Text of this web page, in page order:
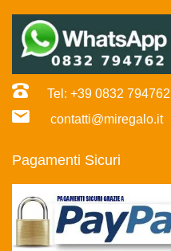
Tel: +39 0832 794762
contatti@miregalo.it
Pagamenti Sicuri